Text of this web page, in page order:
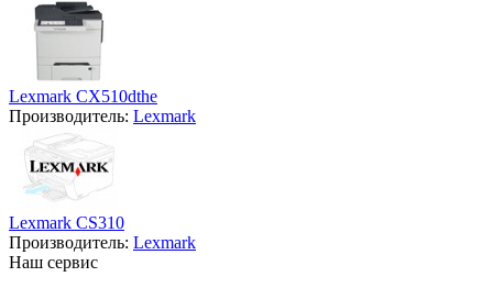
Lexmark CX510dthe
Производитель: Lexmark
Lexmark CS310
Производитель: Lexmark
Наш сервис